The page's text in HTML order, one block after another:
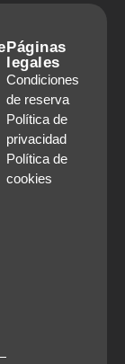
Páginas
legales
Condiciones
de reserva
Política de
privacidad
Política de
cookies